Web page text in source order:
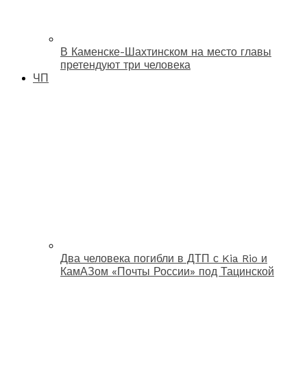
В Каменске-Шахтинском на место главы
претендуют три человека
ЧП
Два человека погибли в ДТП с Kia Rio и
КамАЗом «Почты России» под Тацинской